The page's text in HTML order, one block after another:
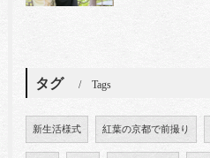
タグ Tags
新生活様式 紅葉の京都で前撮り